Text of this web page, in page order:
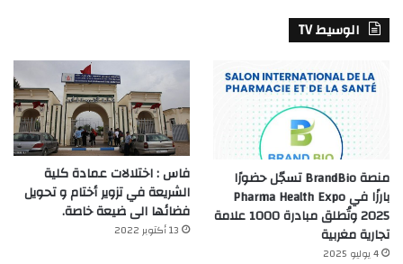
الوسيط TV
منصة BrandBio تسجّل حضورًا
بارزًا في Pharma Health Expo
2025 وتُطلق مبادرة 1000 علامة
تجارية مغربية
4 يوليو 2025
فاس : اختلالات عمادة كلية
الشريعة في تزوير أختام و تحويل
فضائها الى ضيعة خاصة.
13 أكتوبر 2022